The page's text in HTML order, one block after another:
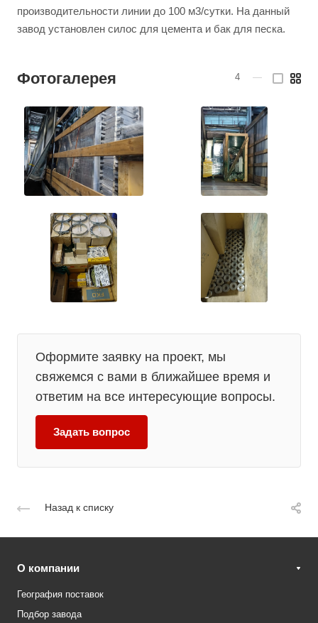
производительности линии до 100 м3/сутки. На данный
завод установлен силос для цемента и бак для песка.
Фотогалерея 4 —
Оформите заявку на проект, мы
свяжемся с вами в ближайшее время и
ответим на все интересующие вопросы.
Задать вопрос
Назад к списку
О компании
География поставок
Подбор завода